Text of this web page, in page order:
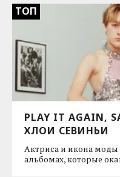
ТОП
PLAY IT
ХЛОИ СЕВИНЬИ
Актриса и икона моды
альбомах, которые